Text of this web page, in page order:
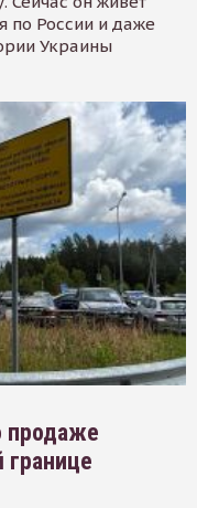
по России и даже
Украины
продаже
границе